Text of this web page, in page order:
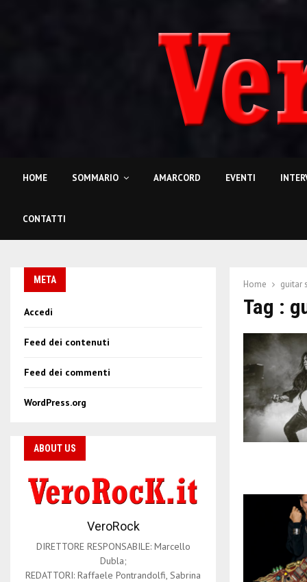
HOME SOMMARIO AMARCORD EVENTI
CONTATTI
Home guitar
Tag :
META
Accedi
Feed dei contenuti
Feed dei commenti
WordPress.org
ABOUT US
VeroRock
DIRETTORE RESPONSABILE: Marcello
Dubla;
REDATTORI: Raffaele Pontrandolfi, Sabrina